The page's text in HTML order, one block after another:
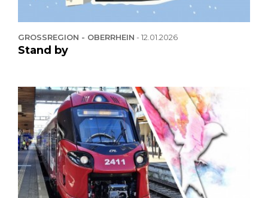
GROSSREGION - OBERRHEIN -12.01.2026
Stand by